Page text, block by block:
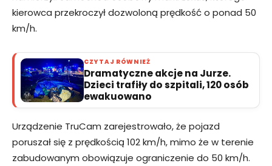
kierowca przekroczył dozwoloną prędkość o ponad 50
km/h.
CZYTAJ RÓWNIEŻ
Dramatyczne akcje na Jurze.
Dzieci trafiły do szpitali, 120 osób
ewakuowano
Urządzenie TruCam zarejestrowało, że pojazd
poruszał się z prędkością 102 km/h, mimo że w terenie
zabudowanym obowiązuje ograniczenie do 50 km/h.